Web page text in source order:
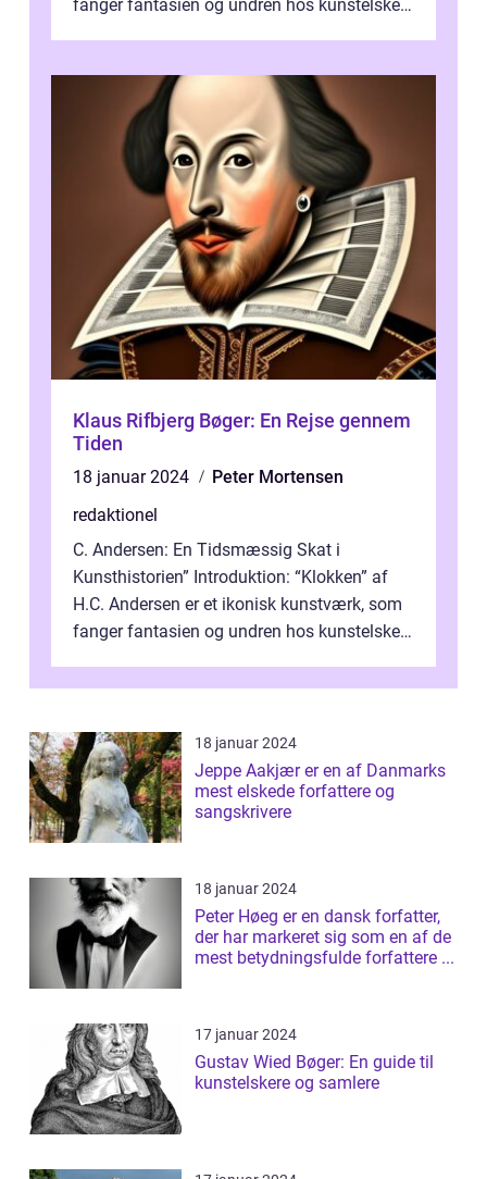
fanger fantasien og undren hos kunstelskere
Klaus Rifbjerg Bøger: En Rejse gennem
Tiden
18 januar 2024
Peter Mortensen
redaktionel
C. Andersen: En Tidsmæssig Skat i
Kunsthistorien” Introduktion: “Klokken” af
H.C. Andersen er et ikonisk kunstværk, som
fanger fantasien og undren hos kunstelskere
18 januar 2024
Jeppe Aakjær er en af Danmarks
mest elskede forfattere og
sangskrivere
18 januar 2024
Peter Høeg er en dansk forfatter,
der har markeret sig som en af de
mest betydningsfulde forfattere ...
17 januar 2024
Gustav Wied Bøger: En guide til
kunstelskere og samlere